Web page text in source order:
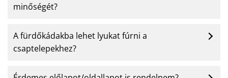
minőségét?
A fürdőkádakba lehet lyukat fúrni a
csaptelepekhez?